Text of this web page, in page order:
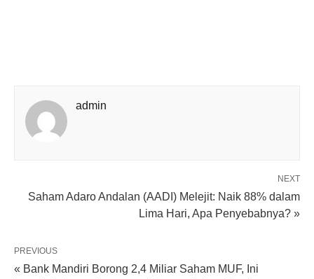
admin
NEXT
Saham Adaro Andalan (AADI) Melejit: Naik 88% dalam
Lima Hari, Apa Penyebabnya? »
PREVIOUS
« Bank Mandiri Borong 2,4 Miliar Saham MUF, Ini